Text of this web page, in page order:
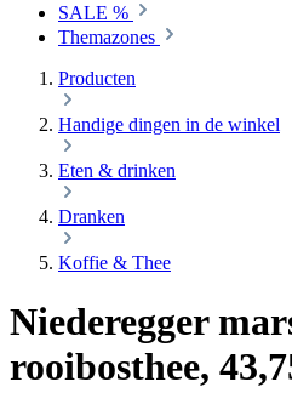
SALE %
Themazones
Producten
Handige dingen in de winkel
Eten & drinken
Dranken
Koffie & Thee
Niederegger
rooibosthee,